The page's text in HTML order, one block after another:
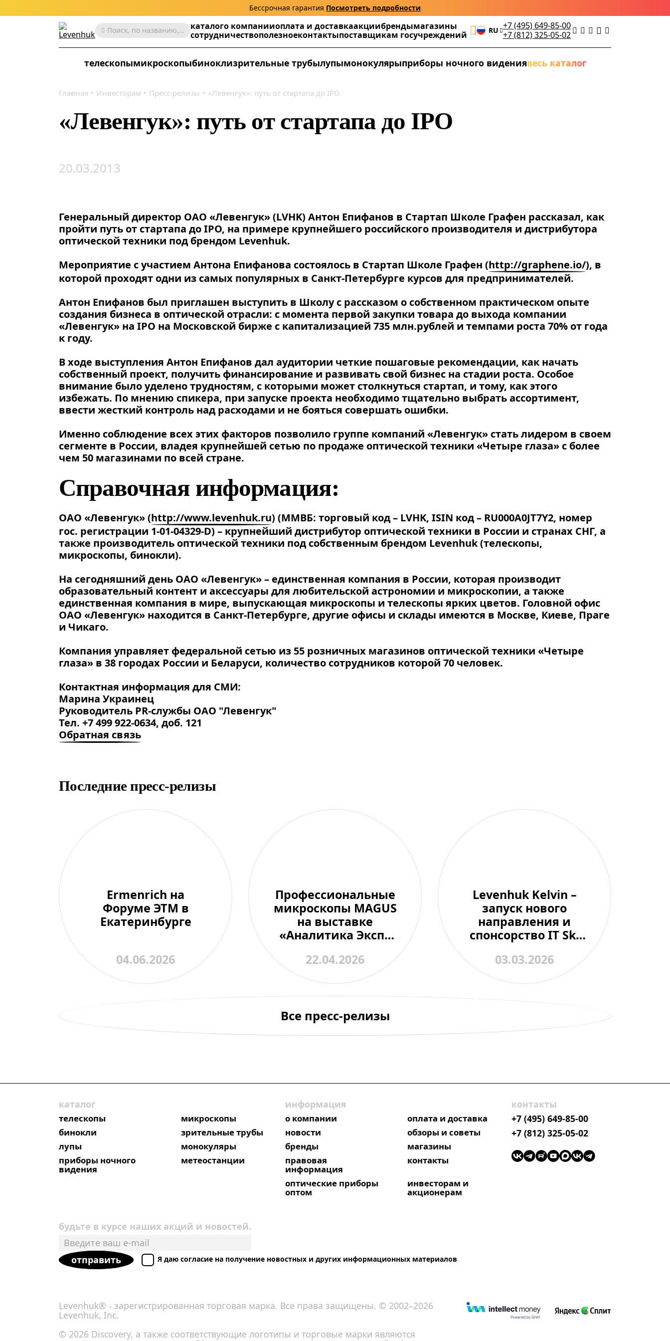
Бессрочная гарантия Посмотреть подробности
Поиск, по названию, артикулу, категории и др. каталого компанииоплата и доставкаакциибрендымагазины
сотрудничествополезноеконтактыпоставщикам госучреждений RU +7 (495) 649-85-00
+7 (812) 325-05-02
телескопымикроскопыбиноклизрительные трубылупымонокулярыприборы ночного видениявесь каталог
Главная Инвесторам Пресс-релизы «Левенгук»: путь от стартапа до IPO
«Левенгук»: путь от стартапа до IPO
20.03.2013
Генеральный директор ОАО «Левенгук» (LVHK) Антон Епифанов в Стартап Школе Графен рассказал, как
пройти путь от стартапа до IPO, на примере крупнейшего российского производителя и дистрибутора
оптической техники под брендом Levenhuk.
Мероприятие с участием Антона Епифанова состоялось в Стартап Школе Графен (http://graphene.io/), в
которой проходят одни из самых популярных в Санкт-Петербурге курсов для предпринимателей.
Антон Епифанов был приглашен выступить в Школу с рассказом о собственном практическом опыте
создания бизнеса в оптической отрасли: с момента первой закупки товара до выхода компании
«Левенгук» на IPO на Московской бирже с капитализацией 735 млн.рублей и темпами роста 70% от года
к году.
В ходе выступления Антон Епифанов дал аудитории четкие пошаговые рекомендации, как начать
собственный проект, получить финансирование и развивать свой бизнес на стадии роста. Особое
внимание было уделено трудностям, с которыми может столкнуться стартап, и тому, как этого
избежать. По мнению спикера, при запуске проекта необходимо тщательно выбрать ассортимент,
ввести жесткий контроль над расходами и не бояться совершать ошибки.
Именно соблюдение всех этих факторов позволило группе компаний «Левенгук» стать лидером в своем
сегменте в России, владея крупнейшей сетью по продаже оптической техники «Четыре глаза» с более
чем 50 магазинами по всей стране.
Справочная информация:
ОАО «Левенгук» (http://www.levenhuk.ru) (ММВБ: торговый код – LVHK, ISIN код – RU000A0JT7Y2, номер
гос. регистрации 1-01-04329-D) – крупнейший дистрибутор оптической техники в России и странах СНГ, а
также производитель оптической техники под собственным брендом Levenhuk (телескопы,
микроскопы, бинокли).
На сегодняшний день ОАО «Левенгук» – единственная компания в России, которая производит
образовательный контент и аксессуары для любительской астрономии и микроскопии, а также
единственная компания в мире, выпускающая микроскопы и телескопы ярких цветов. Головной офис
ОАО «Левенгук» находится в Санкт-Петербурге, другие офисы и склады имеются в Москве, Киеве, Праге
и Чикаго.
Компания управляет федеральной сетью из 55 розничных магазинов оптической техники «Четыре
глаза» в 38 городах России и Беларуси, количество сотрудников которой 70 человек.
Контактная информация для СМИ:
Марина Украинец
Руководитель PR-службы ОАО "Левенгук"
Тел. +7 499 922-0634, доб. 121
Обратная связь
Последние пресс-релизы
Ermenrich на
Форуме ЭТМ в
Екатеринбурге
04.06.2026
Профессиональные
микроскопы MAGUS
на выставке
«Аналитика Экспо
22.04.2026
Levenhuk Kelvin –
запуск нового
направления и
спонсорство IT Ski
03.03.2026
Все пресс-релизы
каталог
телескопы
микроскопы
бинокли
зрительные трубы
лупы
монокуляры
приборы ночного
видения
метеостанции
информация
о компании
оплата и доставка
новости
обзоры и советы
бренды
магазины
правовая
информация
контакты
оптические приборы
оптом
инвесторам и
акционерам
контакты
+7 (495) 649-85-00
+7 (812) 325-05-02
будьте в курсе наших акций и новостей.
отправить Я даю согласие на получение новостных и других информационных материалов
Levenhuk® - зарегистрированная торговая марка. Все права защищены. © 2002–2026
Levenhuk, Inc.
© 2026 Discovery, а также соответствующие логотипы и торговые марки являются